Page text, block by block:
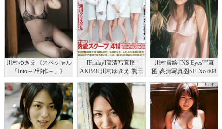
川村ゆきえ《スペシャル
「Into～2部作～」》
No.224 写真集
[Friday]高清写真图
AKB48 川村ゆきえ 熊田
川村雪绘 [NS Eyes写真
图]高清写真图SF-No.608